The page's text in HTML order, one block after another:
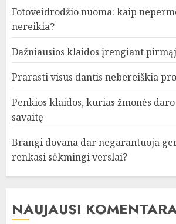
Fotoveidrodžio nuoma: kaip
nereikia?
Dažniausios klaidos įrengiant
Prarasti visus dantis nebereiškia
Penkios klaidos, kurias žmonės
savaitę
Brangi dovana dar negarantuoja
renkasi sėkmingi verslai?
NAUJAUSI